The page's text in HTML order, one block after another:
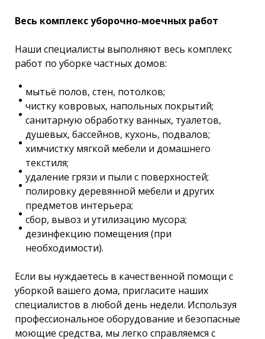
Весь комплекс уборочно-моечных работ
Наши специалисты выполняют весь комплекс
работ по уборке частных домов:
мытьё полов, стен, потолков;
чистку ковровых, напольных покрытий;
санитарную обработку ванных, туалетов,
душевых, бассейнов, кухонь, подвалов;
химчистку мягкой мебели и домашнего
текстиля;
удаление грязи и пыли с поверхностей;
полировку деревянной мебели и других
предметов интерьера;
сбор, вывоз и утилизацию мусора;
дезинфекцию помещения (при
необходимости).
Если вы нуждаетесь в качественной помощи с
уборкой вашего дома, пригласите наших
специалистов в любой день недели. Используя
профессиональное оборудование и безопасные
моющие средства, мы легко справляемся с